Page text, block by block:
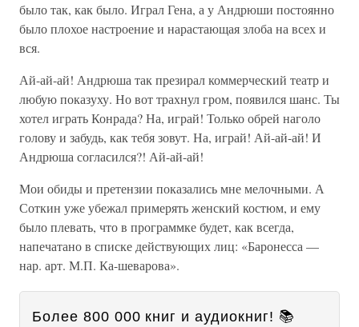
было так, как было. Играл Гена, а у Андрюши постоянно
было плохое настроение и нарастающая злоба на всех и
вся.
Ай-ай-ай! Андрюша так презирал коммерческий театр и
любую показуху. Но вот трахнул гром, появился шанс. Ты
хотел играть Конрада? На, играй! Только обрей наголо
голову и забудь, как тебя зовут. На, играй! Ай-ай-ай! И
Андрюша согласился?! Ай-ай-ай!
Мои обиды и претензии показались мне мелочными. А
Соткин уже убежал примерять женский костюм, и ему
было плевать, что в программке будет, как всегда,
напечатано в списке действующих лиц: «Баронесса —
нар. арт. М.П. Ка-шеварова».
Более 800 000 книг и аудиокниг! 📚